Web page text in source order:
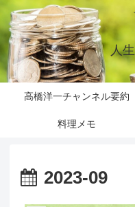
人
高橋洋一チャンネル要約
料理メモ
2023-09